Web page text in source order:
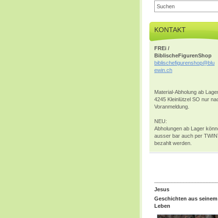
KONTAKT
FREi /
BiblischeFigurenShop
biblischefigurenshop@blu
ewin.ch
Material-Abholung ab
4245 Kleinlützel SO nur
Voranmeldung.
NEU:
Abholungen ab Lager
ausser bar auch per
bezahlt werden.
Jesus
Geschichten aus seinem
Leben